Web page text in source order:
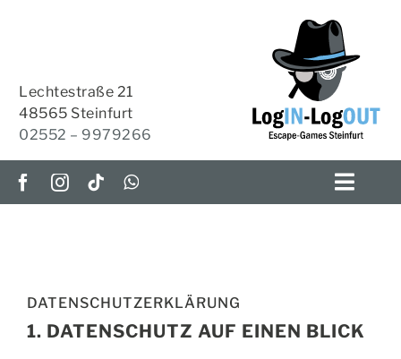
Lechtestraße 21
48565 Steinfurt
02552 – 9979266
HOME-ESCAPES
DATENSCHUTZ­ERKLÄRUNG
1. DATENSCHUTZ AUF EINEN BLICK